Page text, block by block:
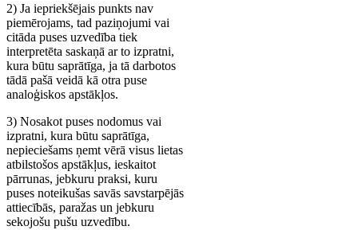
2) Ja iepriekšējais punkts nav
piemērojams, tad paziņojumi vai
citāda puses uzvedība tiek
interpretēta saskaņā ar to izpratni,
kura būtu saprātīga, ja tā darbotos
tādā pašā veidā kā otra puse
analoģiskos apstākļos.
3) Nosakot puses nodomus vai
izpratni, kura būtu saprātīga,
nepieciešams ņemt vērā visus lietas
atbilstošos apstākļus, ieskaitot
pārrunas, jebkuru praksi, kuru
puses noteikušas savās savstarpējās
attiecībās, paražas un jebkuru
sekojošu pušu uzvedību.